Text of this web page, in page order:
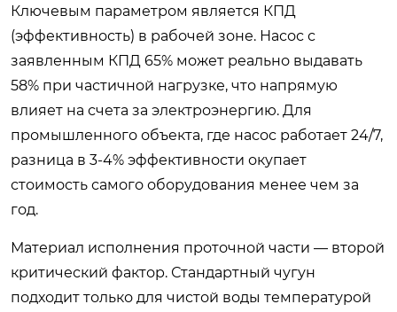
Ключевым параметром является КПД
(эффективность) в рабочей зоне. Насос с
заявленным КПД 65% может реально выдавать
58% при частичной нагрузке, что напрямую
влияет на счета за электроэнергию. Для
промышленного объекта, где насос работает 24/7,
разница в 3-4% эффективности окупает
стоимость самого оборудования менее чем за
год.
Материал исполнения проточной части — второй
критический фактор. Стандартный чугун
подходит только для чистой воды температурой